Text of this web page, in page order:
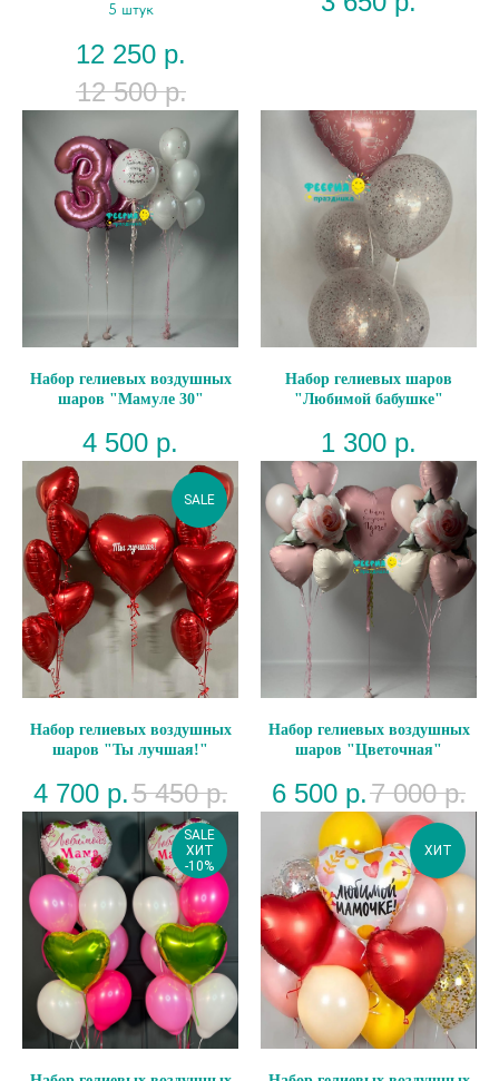
5 штук
12 250 р.
12 500 р.
Набор гелиевых воздушных
шаров "Мамуле 30"
4 500 р.
Набор гелиевых шаров
"Любимой бабушке"
1 300 р.
SALE
Набор гелиевых воздушных
шаров "Ты лучшая!"
4 700 р.5 450 р.
Набор гелиевых воздушных
шаров "Цветочная"
6 500 р.7 000 р.
SALE
ХИТ
-10%
ХИТ